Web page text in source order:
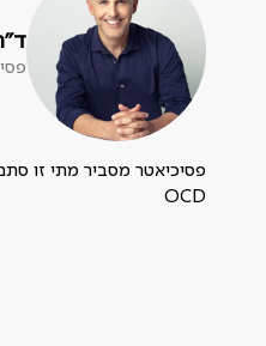
פסיכיאטר מסביר מתי זו
OCD